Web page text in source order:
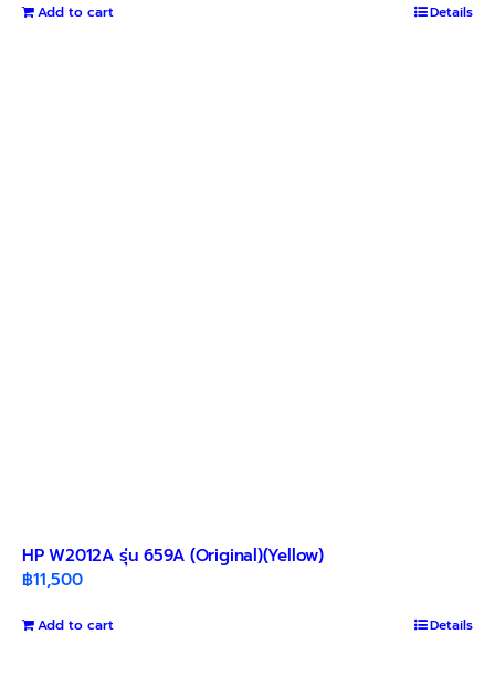
Add to cart Details
HP W2012A รุ่น 659A (Original)(Yellow)
฿11,500
Add to cart Details